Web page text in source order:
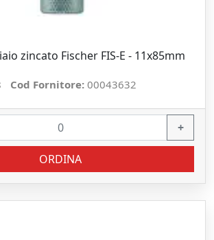
zincato Fischer FIS-E - 11x85mm
Cod Fornitore: 00043632
+
ORDINA